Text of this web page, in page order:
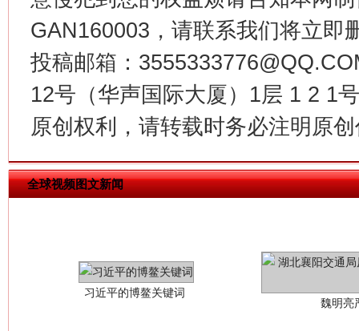
GAN160003，请联系我们将立即
投稿邮箱：
12号（华声国际大厦）1层 1 2 1
原创权利，请转载时务必注明原
全球视频图文新闻习近平的博鳌关键词
魏明亮